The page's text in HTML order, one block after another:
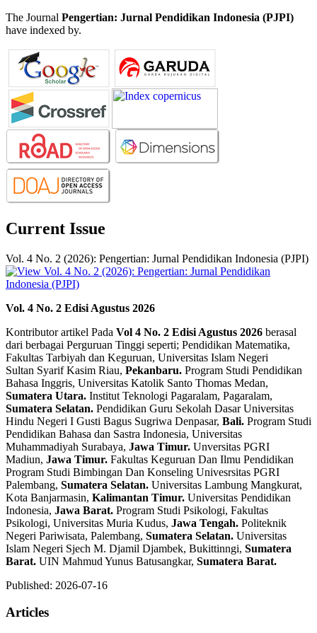
The Journal Pengertian: Jurnal Pendidikan Indonesia (PJPI)
have indexed by.
Current Issue
Vol. 4 No. 2 (2026): Pengertian: Jurnal Pendidikan Indonesia (PJPI)
Vol. 4 No. 2 Edisi Agustus 2026
Kontributor artikel Pada Vol 4 No. 2 Edisi Agustus 2026 berasal
dari berbagai Perguruan Tinggi seperti; Pendidikan Matematika,
Fakultas Tarbiyah dan Keguruan, Universitas Islam Negeri
Sultan Syarif Kasim Riau, Pekanbaru. Program Studi Pendidikan
Bahasa Inggris, Universitas Katolik Santo Thomas Medan,
Sumatera Utara. Institut Teknologi Pagaralam, Pagaralam,
Sumatera Selatan. Pendidikan Guru Sekolah Dasar Universitas
Hindu Negeri I Gusti Bagus Sugriwa Denpasar, Bali. Program Studi
Pendidikan Bahasa dan Sastra Indonesia, Universitas
Muhammadiyah Surabaya, Jawa Timur. Unversitas PGRI
Madiun, Jawa Timur. Fakultas Keguruan Dan Ilmu Pendidikan
Program Studi Bimbingan Dan Konseling Univesrsitas PGRI
Palembang, Sumatera Selatan. Universitas Lambung Mangkurat,
Kota Banjarmasin, Kalimantan Timur. Universitas Pendidikan
Indonesia, Jawa Barat. Program Studi Psikologi, Fakultas
Psikologi, Universitas Muria Kudus, Jawa Tengah. Politeknik
Negeri Pariwisata, Palembang, Sumatera Selatan. Universitas
Islam Negeri Sjech M. Djamil Djambek, Bukittinngi, Sumatera
Barat. UIN Mahmud Yunus Batusangkar, Sumatera Barat.
Published: 2026-07-16
Articles